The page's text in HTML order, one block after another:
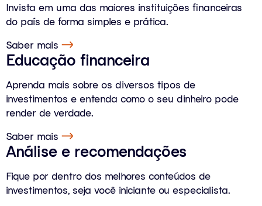
Invista em uma das maiores instituições financeiras
do país de forma simples e prática.
Saber mais
Educação financeira
Aprenda mais sobre os diversos tipos de
investimentos e entenda como o seu dinheiro pode
render de verdade.
Saber mais
Análise e recomendações
Fique por dentro dos melhores conteúdos de
investimentos, seja você iniciante ou especialista.